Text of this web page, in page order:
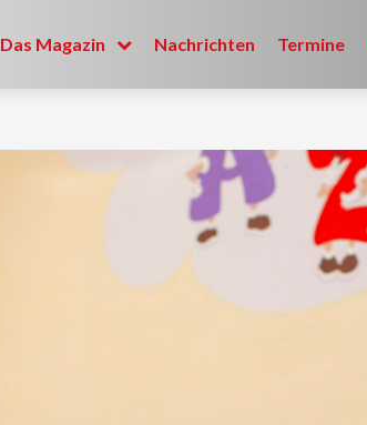
Das Magazin Nachrichten Termine